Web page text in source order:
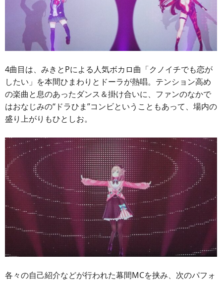
4曲目は、みきとPによる人気ボカロ曲「クノイチでも恋が
したい」を本間ひまわりとドーラが熱唱。テンション高め
の楽曲と息のあったダンス＆掛け合いに、ファンのなかで
はおなじみの“ドラひま”コンビということもあって、場内の
盛り上がりもひとしお。
各々の自己紹介などが行われた幕間MCを挟み、次のパフォ